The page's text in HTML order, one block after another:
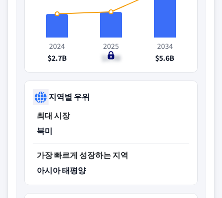
2024
$2.7B
2025
$2.9B
2034
$5.6B
지역별 우위
최대 시장
북미
가장 빠르게 성장하는 지역
아시아 태평양